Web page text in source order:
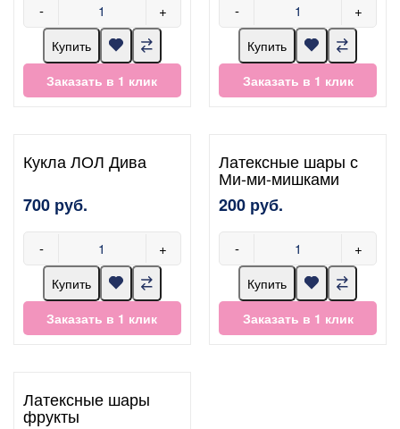
- +
Купить
Заказать в 1 клик
- +
Купить
Заказать в 1 клик
Кукла ЛОЛ Дива
700 руб.
- +
Купить
Заказать в 1 клик
Латексные шары с
Ми-ми-мишками
200 руб.
- +
Купить
Заказать в 1 клик
Латексные шары
фрукты